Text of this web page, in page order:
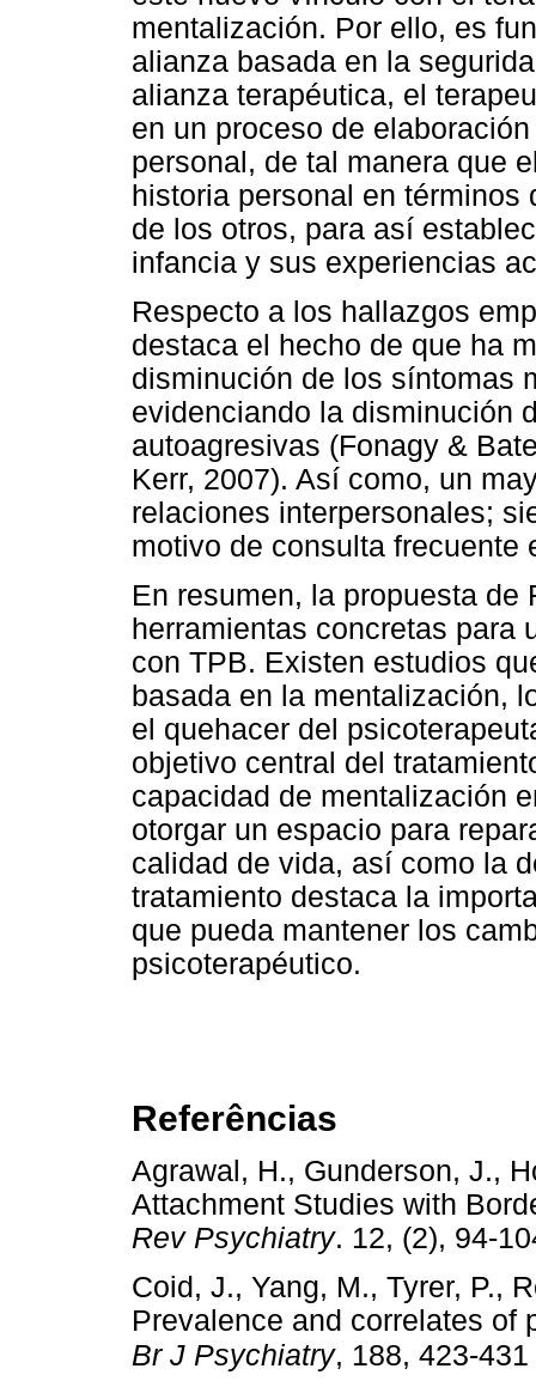
mentalización. Por ello, es
alianza basada en la
alianza terapéutica, el
en un proceso de
personal, de tal manera que
historia personal en
de los otros, para así
infancia y sus experiencias
Respecto a los hallazgos
destaca el hecho de que ha
disminución de los síntomas
evidenciando la disminución
autoagresivas (Fonagy &
Kerr, 2007). Así como, un
relaciones interpersonales;
motivo de consulta frecuente
En resumen, la propuesta de
herramientas concretas para
con TPB. Existen estudios
basada en la mentalización,
el quehacer del
objetivo central del
capacidad de mentalización
otorgar un espacio para
calidad de vida, así como la
tratamiento destaca la
que pueda mantener los
psicoterapéutico.
Referências
Agrawal, H., Gunderson, J.,
Attachment Studies with
Rev Psychiatry. 12, (2),
Coid, J., Yang, M., Tyrer, P.,
Prevalence and correlates of
Br J Psychiatry, 188, 423-431